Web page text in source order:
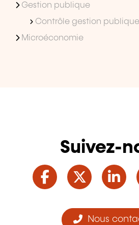
Gestion publique
Contrôle gestion publique
Microéconomie
Suivez-
Facebook
Nous